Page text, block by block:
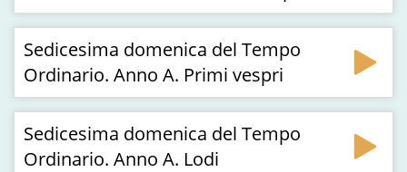
Sedicesima domenica del Tempo
Ordinario. Anno A. Primi vespri
Sedicesima domenica del Tempo
Ordinario. Anno A. Lodi